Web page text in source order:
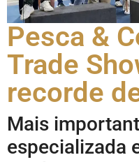
Pesca &
Trade
recorde
Mais
especializada